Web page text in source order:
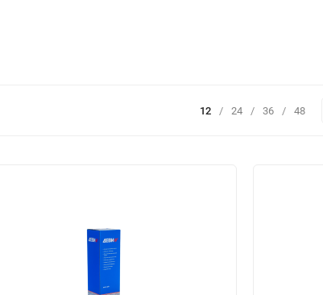
12 / 24 / 36 / 48